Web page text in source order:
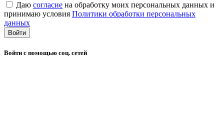
Даю согласие на обработку моих персональных данных и
принимаю условия Политики обработки персональных
данных
Войти
Войти с помощью соц. сетей